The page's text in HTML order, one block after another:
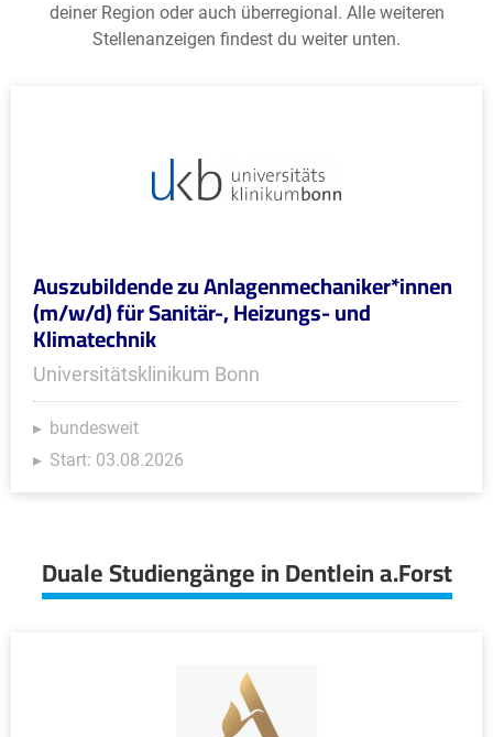
deiner Region oder auch überregional. Alle weiteren
Stellenanzeigen findest du weiter unten.
Auszubildende zu Anlagenmechaniker*innen
(m/w/d) für Sanitär-, Heizungs- und
Klimatechnik
Universitätsklinikum Bonn
bundesweit
Start: 03.08.2026
Duale Studiengänge in Dentlein a.Forst